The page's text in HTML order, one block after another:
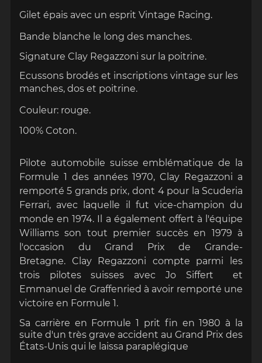
Gilet épais avec un esprit Vintage Racing.
Bande blanche le long des manches.
Signature Clay Regazzoni sur la poitrine.
Ecussons brodés et inscriptions vintage sur les
manches,dos et poitrine.
Couleur: rouge.
100% Coton.
Pilote automobile suisseemblématique de la
Formule 1 des années 1970, Clay Regazzoni a
remporté 5 grands prix, dont 4 pour la Scuderia
Ferrari, avec laquelle il fut vice-champion du
monde en 1974. Il a également offert à l'équipe
Williams son tout premier succès en 1979 à
l'occasion du Grand Prix de Grande-
Bretagne. Clay Regazzoni compte parmi les
trois pilotes suisses avec Jo Siffert
et
Emmanuel de Graffenried à avoir remporté une
victoire en Formule 1.
Sa carrière en Formule 1 prit fin en 1980 à la
suite d'un très grave accident au Grand Prix des
États-Unis qui le laissa paraplégique